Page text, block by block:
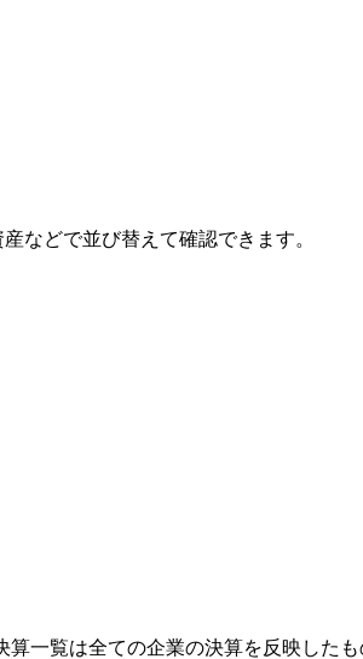
などで並び替えて確認できます。
一覧は全ての企業の決算を反映した